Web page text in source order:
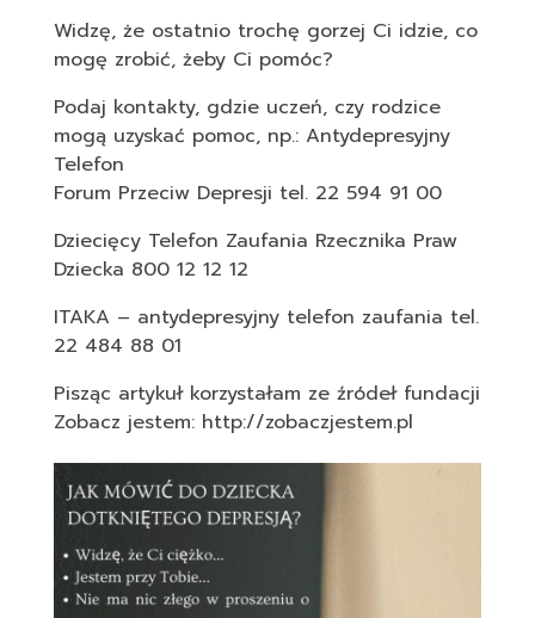
Widzę, że ostatnio trochę gorzej Ci idzie, co
mogę zrobić, żeby Ci pomóc?
Podaj kontakty, gdzie uczeń, czy rodzice
mogą uzyskać pomoc, np.: Antydepresyjny
Telefon
Forum Przeciw Depresji tel. 22 594 91 00
Dziecięcy Telefon Zaufania Rzecznika Praw
Dziecka 800 12 12 12
ITAKA – antydepresyjny telefon zaufania tel.
22 484 88 01
Pisząc artykuł korzystałam ze źródeł fundacji
Zobacz jestem: http://zobaczjestem.pl